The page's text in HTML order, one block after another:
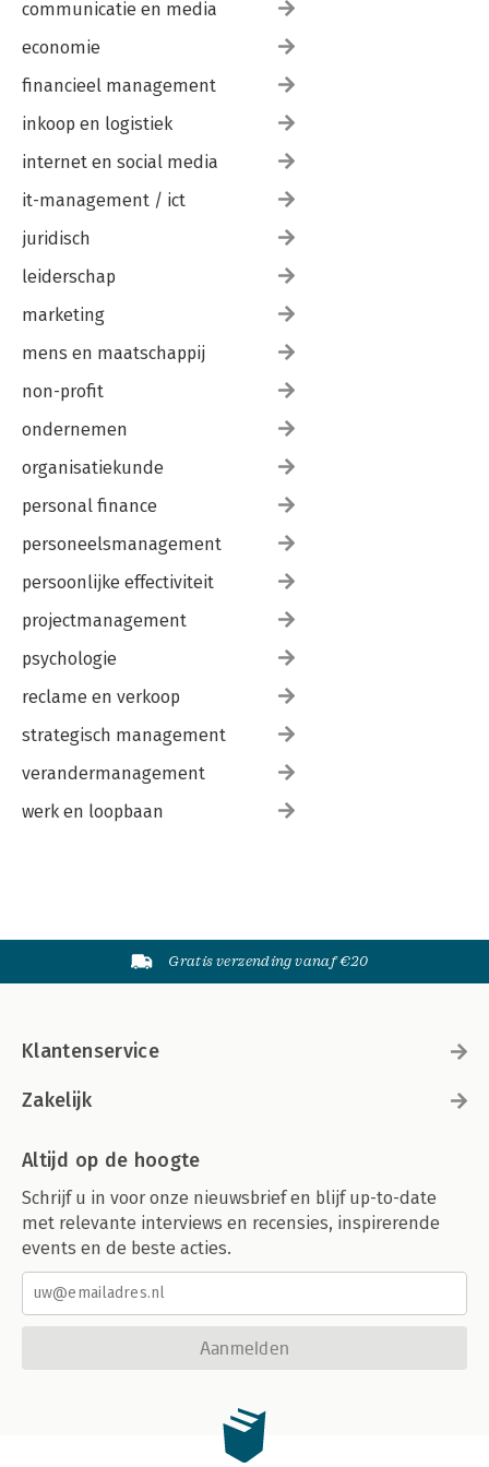
communicatie en media
economie
financieel management
inkoop en logistiek
internet en social media
it-management / ict
juridisch
leiderschap
marketing
mens en maatschappij
non-profit
ondernemen
organisatiekunde
personal finance
personeelsmanagement
persoonlijke effectiviteit
projectmanagement
psychologie
reclame en verkoop
strategisch management
verandermanagement
werk en loopbaan
Gratis verzending vanaf €20
Klantenservice
Zakelijk
Altijd op de hoogte
Schrijf u in voor onze nieuwsbrief en blijf up-to-date
met relevante interviews en recensies, inspirerende
events en de beste acties.
Aanmelden